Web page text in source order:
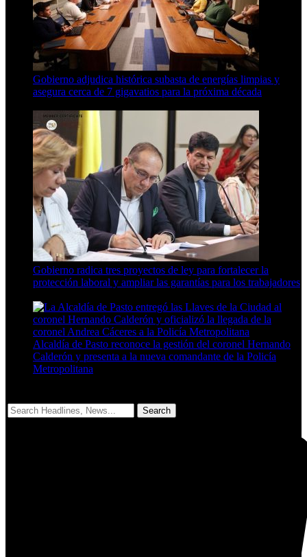
Gobierno adjudica histórica subasta de energías limpias y
asegura cerca de 7 gigavatios para la próxima década
Gobierno radica tres proyectos de ley para fortalecer la
protección laboral y ampliar las garantías para los trabajadores
Alcaldía de Pasto reconoce la gestión del coronel Hernando
Calderón y presenta a la nueva comandante de la Policía
Metropolitana